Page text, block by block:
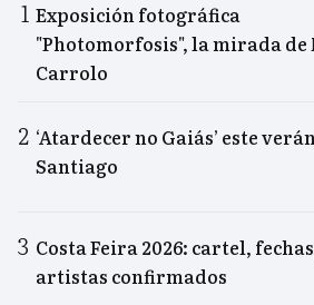
Exposición fotográfica
"Photomorfosis", la mirada
Carrolo
‘Atardecer no Gaiás’ este
Santiago
Costa Feira 2026: cartel,
artistas confirmados